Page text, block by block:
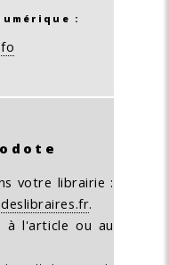
:
votre librairie :
.
à l'article ou au